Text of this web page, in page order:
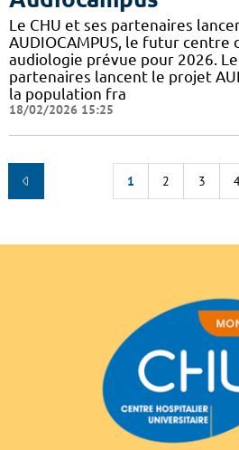
Le CHU et ses partenaires
AUDIOCAMPUS, le futur centre
audiologie prévue pour 2026. Le
partenaires lancent le projet
la population fra
18/02/2026 15:25
1 2 3